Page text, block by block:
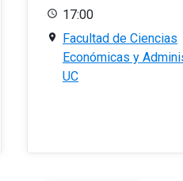
17:00
Facultad de Ciencias
Económicas y
UC